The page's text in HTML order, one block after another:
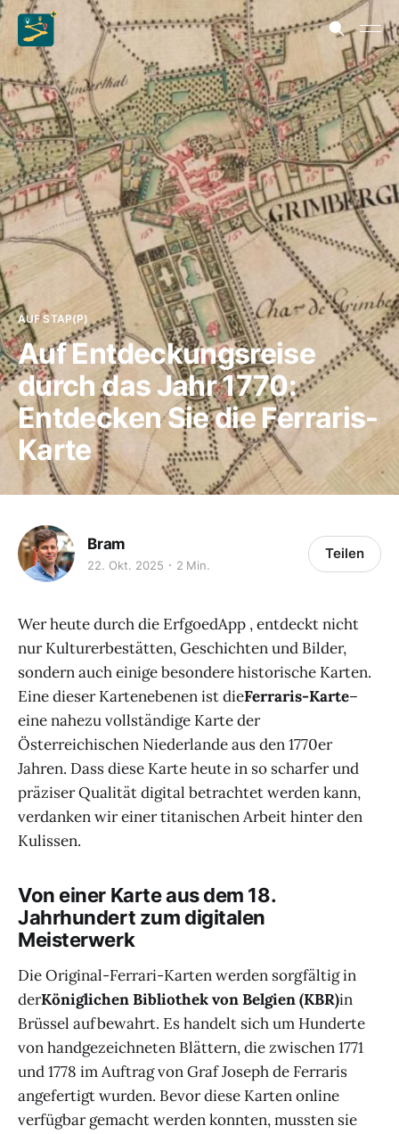
AUF STAP(P)
Auf Entdeckungsreise
durch das Jahr 1770:
Entdecken Sie die Ferraris-
Karte
Bram
22. Okt. 2025 2 Min.
Teilen
Wer heute durch die ErfgoedApp , entdeckt nicht
nur Kulturerbestätten, Geschichten und Bilder,
sondern auch einige besondere historische Karten.
Eine dieser Kartenebenen ist dieFerraris-Karte–
eine nahezu vollständige Karte der
Österreichischen Niederlande aus den 1770er
Jahren. Dass diese Karte heute in so scharfer und
präziser Qualität digital betrachtet werden kann,
verdanken wir einer titanischen Arbeit hinter den
Kulissen.
Von einer Karte aus dem 18.
Jahrhundert zum digitalen
Meisterwerk
Die Original-Ferrari-Karten werden sorgfältig in
derKöniglichen Bibliothek von Belgien (KBR)in
Brüssel aufbewahrt. Es handelt sich um Hunderte
von handgezeichneten Blättern, die zwischen 1771
und 1778 im Auftrag von Graf Joseph de Ferraris
angefertigt wurden. Bevor diese Karten online
verfügbar gemacht werden konnten, mussten sie